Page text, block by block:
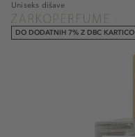
Uniseks dišave
DO DODATNIH 7% Z DBC KARTICO